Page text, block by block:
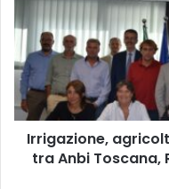
i
a
z
o
Irrigazione,
tra Anbi Toscana,